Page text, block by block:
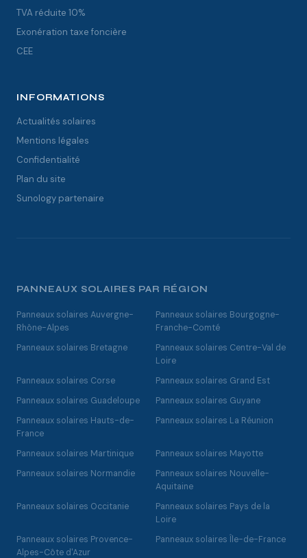
TVA réduite 10%
Exonération taxe foncière
CEE
INFORMATIONS
Actualités solaires
Mentions légales
Confidentialité
Plan du site
Sunology partenaire
PANNEAUX SOLAIRES PAR RÉGION
Panneaux solaires Auvergne-
Rhône-Alpes
Panneaux solaires Bourgogne-
Franche-Comté
Panneaux solaires Bretagne
Panneaux solaires Centre-Val de
Loire
Panneaux solaires Corse
Panneaux solaires Grand Est
Panneaux solaires Guadeloupe
Panneaux solaires Guyane
Panneaux solaires Hauts-de-
France
Panneaux solaires La Réunion
Panneaux solaires Martinique
Panneaux solaires Mayotte
Panneaux solaires Normandie
Panneaux solaires Nouvelle-
Aquitaine
Panneaux solaires Occitanie
Panneaux solaires Pays de la
Loire
Panneaux solaires Provence-
Alpes-Côte d'Azur
Panneaux solaires Île-de-France